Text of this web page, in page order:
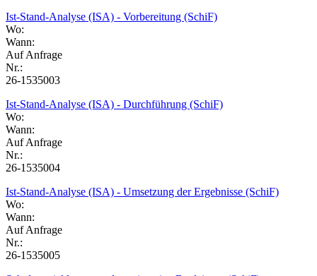
Ist-Stand-Analyse (ISA) - Vorbereitung (SchiF)
Wo:
Wann:
Auf Anfrage
Nr.:
26-1535003
Ist-Stand-Analyse (ISA) - Durchführung (SchiF)
Wo:
Wann:
Auf Anfrage
Nr.:
26-1535004
Ist-Stand-Analyse (ISA) - Umsetzung der Ergebnisse (SchiF)
Wo:
Wann:
Auf Anfrage
Nr.:
26-1535005